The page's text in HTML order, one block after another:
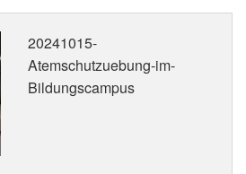
20241015-
Atemschutzuebung-im-
Bildungscampus